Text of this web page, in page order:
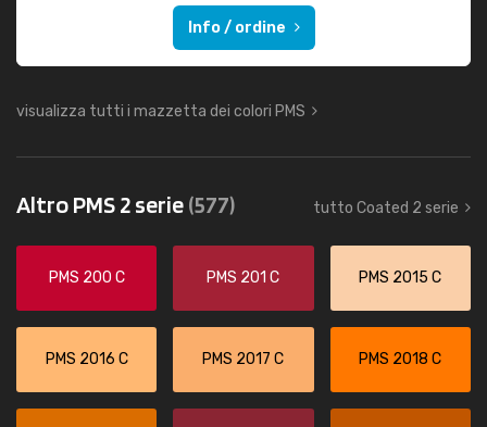
Info / ordine
visualizza tutti i mazzetta dei colori PMS
Altro PMS 2 serie(577) tutto Coated 2 serie
PMS 200 C PMS 201 C PMS 2015 C
PMS 2016 C PMS 2017 C PMS 2018 C